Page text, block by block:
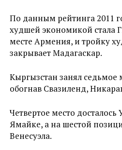
По данным рейтинга 2011
худшей экономикой стала
месте Армения, и тройку
закрывает Мадагаскар.
Кыргызстан занял седьмое
обогнав Свазиленд,
Четвертое место
Ямайке, а на шестой
Венесуэла.